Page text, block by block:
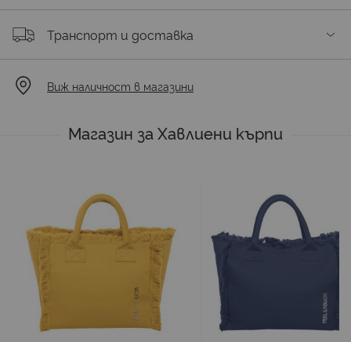
Транспорт и доставка
Виж наличност в магазини
Магазин за Хавлиени кърпи